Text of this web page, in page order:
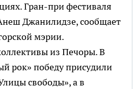
Гран-при фестиваля
Джанилидзе, сообщает
мэрии.
из Печоры. В
рок» победу присудили
свободы», а в